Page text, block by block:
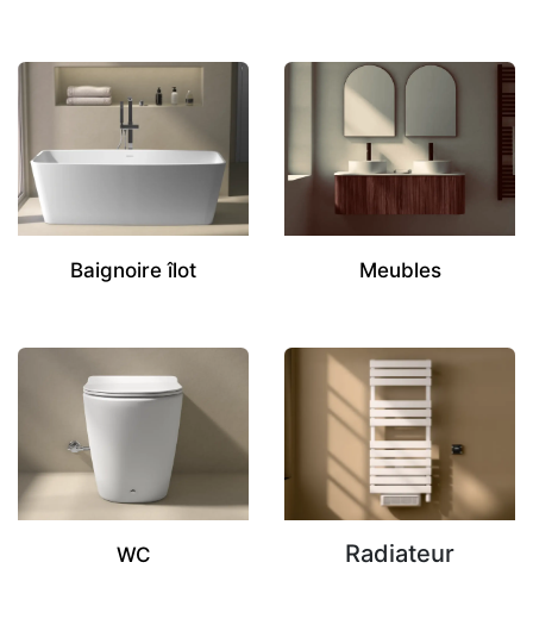
Baignoire îlot Meubles
WC Radiateur